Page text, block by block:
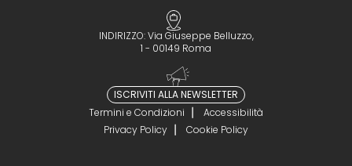
INDIRIZZO: Via Giuseppe Belluzzo,
1 - 00149 Roma
ISCRIVITI ALLA NEWSLETTER
Termini e Condizioni
Accessibilità
Privacy Policy
Cookie Policy